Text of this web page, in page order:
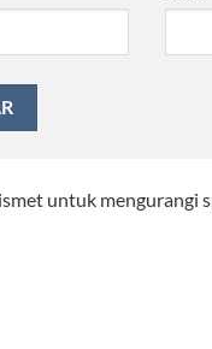
untuk mengurangi